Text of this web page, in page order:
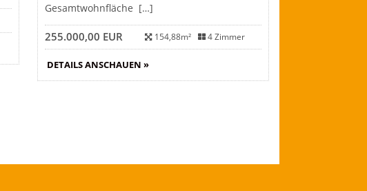
Gesamtwohnfläche […]
255.000,00 EUR 154,88m² 4 Zimmer
DETAILS ANSCHAUEN »